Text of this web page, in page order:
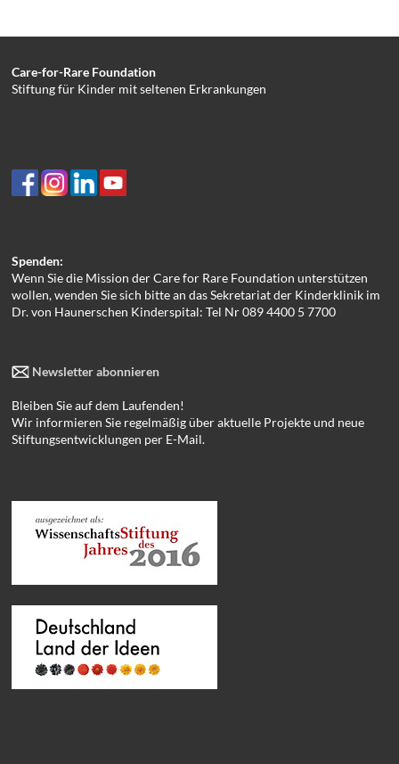
Care-for-Rare Foundation
Stiftung für Kinder mit seltenen Erkrankungen
Spenden:
Wenn Sie die Mission der Care for Rare Foundation unterstützen
wollen, wenden Sie sich bitte an das Sekretariat der Kinderklinik im
Dr. von Haunerschen Kinderspital: Tel Nr 089 4400 5 7700
Newsletter abonnieren
Bleiben Sie auf dem Laufenden!
Wir informieren Sie regelmäßig über aktuelle Projekte und neue
Stiftungsentwicklungen per E-Mail.